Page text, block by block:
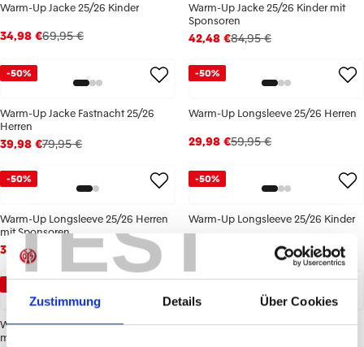
TEST
Zustimmung Details Über Cookies
Warm-Up Jacke 25/26 Kinder
34,98 €69,95 €
Warm-Up Jacke 25/26 Kinder mit
Sponsoren
42,48 €84,95 €
-50%
Warm-Up Jacke Fastnacht 25/26
Herren
39,98 €79,95 €
-50%
Warm-Up Longsleeve 25/26 Herren
29,98 €59,95 €
-50%
Warm-Up Longsleeve 25/26 Herren
mit Sponsoren
37,48 € 74,95 €
-50%
Warm-Up Longsleeve 25/26 Kinder
Warm-Up Longsleeve 25/26 Kinder
mit Sponsoren
Warm-Up Shirt 26/27 Herren mit